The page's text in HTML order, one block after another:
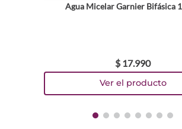
Agua Micelar Garnier Bifásica
$ 17.990